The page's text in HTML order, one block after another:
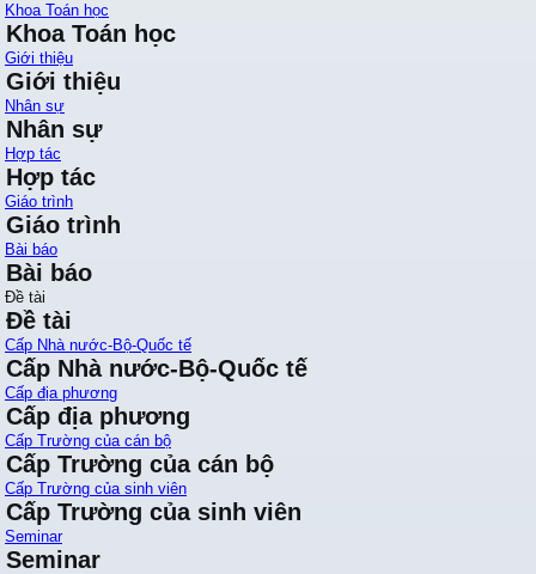
Khoa Toán học
Khoa Toán học
Giới thiệu
Giới thiệu
Nhân sự
Nhân sự
Hợp tác
Hợp tác
Giáo trình
Giáo trình
Bài báo
Bài báo
Đề tài
Đề tài
Cấp Nhà nước-Bộ-Quốc tế
Cấp Nhà nước-Bộ-Quốc tế
Cấp địa phương
Cấp địa phương
Cấp Trường của cán bộ
Cấp Trường của cán bộ
Cấp Trường của sinh viên
Cấp Trường của sinh viên
Seminar
Seminar